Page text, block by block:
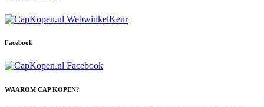
Facebook
WAAROM CAP KOPEN?